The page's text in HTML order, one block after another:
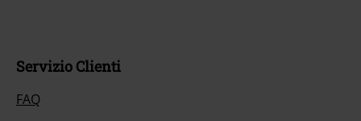
Servizio Clienti
FAQ